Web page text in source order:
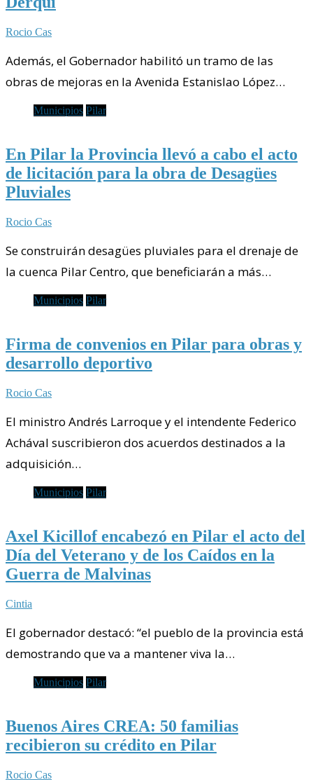
Rocio Cas
Además, el Gobernador habilitó un tramo de las
obras de mejoras en la Avenida Estanislao López…
Municipios Pilar
En Pilar la Provincia llevó a cabo el acto
de licitación para la obra de Desagües
Pluviales
Rocio Cas
Se construirán desagües pluviales para el drenaje de
la cuenca Pilar Centro, que beneficiarán a más…
Municipios Pilar
Firma de convenios en Pilar para obras y
desarrollo deportivo
Rocio Cas
El ministro Andrés Larroque y el intendente Federico
Achával suscribieron dos acuerdos destinados a la
adquisición…
Municipios Pilar
Axel Kicillof encabezó en Pilar el acto del
Día del Veterano y de los Caídos en la
Guerra de Malvinas
Cintia
El gobernador destacó: “el pueblo de la provincia está
demostrando que va a mantener viva la…
Municipios Pilar
Buenos Aires CREA: 50 familias
recibieron su crédito en Pilar
Rocio Cas